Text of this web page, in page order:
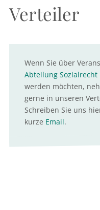
Verteiler
Wenn Sie über
Abteilung Sozialrecht
werden möchten,
gerne in unseren
Schreiben Sie uns
kurze Email.